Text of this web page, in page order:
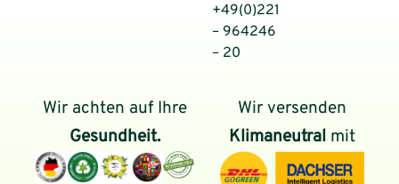
+49(0)221
– 964246
– 20
Wir achten auf Ihre
Gesundheit.
Wir versenden
Klimaneutral mit